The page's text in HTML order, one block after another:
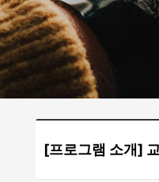
[프로그램 소개]